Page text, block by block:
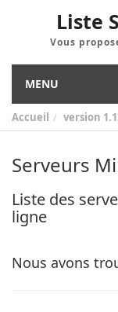
Liste
Vous
MENU
Accueil version
Serveurs
Liste des
ligne
Nous avons